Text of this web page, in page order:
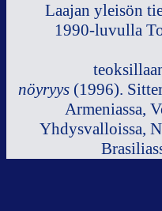
Laajan yleisön
1990-luvulla
nöyryys (1996).
Armeniassa,
Yhdysvalloissa,